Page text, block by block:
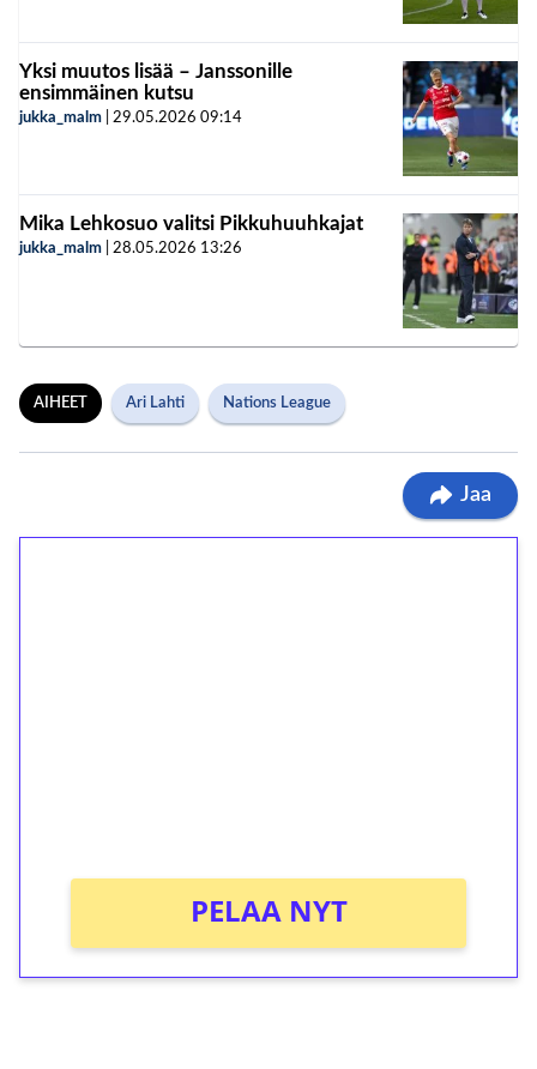
Yksi muutos lisää – Janssonille
ensimmäinen kutsu
jukka_malm 29.05.2026 09:14
Mika Lehkosuo valitsi Pikkuhuuhkajat
jukka_malm 28.05.2026 13:26
AIHEET Ari Lahti Nations League
Jaa
PELAA NYT